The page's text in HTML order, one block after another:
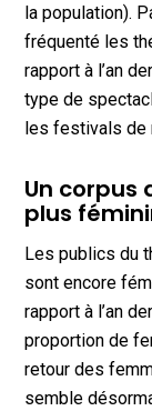
la population).
fréquenté les
rapport à l’an
type de
les festivals de
Un corpus
plus
Les publics du
sont encore
rapport à l’an
proportion de
retour des
semble